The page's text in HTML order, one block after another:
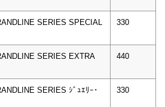
SERIES SPECIAL
330
SERIES EXTRA
440
SERIES ｼﾞｭｴﾘｰ･
330